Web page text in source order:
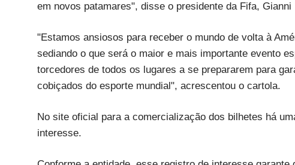
em novos patamares", disse o presidente da Fifa, Gianni
"Estamos ansiosos para receber o mundo de volta à
sediando o que será o maior e mais importante evento
torcedores de todos os lugares a se prepararem para
cobiçados do esporte mundial", acrescentou o cartola.
No site oficial para a comercialização dos bilhetes há
interesse.